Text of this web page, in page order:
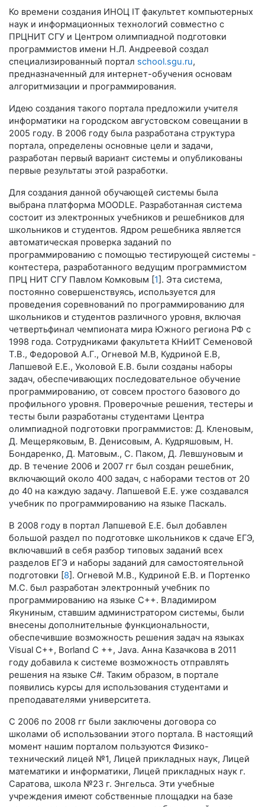
Ко времени создания ИНОЦ IT факультет компьютерных
наук и информационных технологий совместно с
ПРЦНИТ СГУ и Центром олимпиадной подготовки
программистов имени Н.Л. Андреевой создал
специализированный портал school.sgu.ru,
предназначенный для интернет-обучения основам
алгоритмизации и программирования.
Идею создания такого портала предложили учителя
информатики на городском августовском совещании в
2005 году. В 2006 году была разработана структура
портала, определены основные цели и задачи,
разработан первый вариант системы и опубликованы
первые результаты этой разработки.
Для создания данной обучающей системы была
выбрана платформа MOODLE. Разработанная система
состоит из электронных учебников и решебников для
школьников и студентов. Ядром решебника является
автоматическая проверка заданий по
программированию с помощью тестирующей системы -
контестера, разработанного ведущим программистом
ПРЦ НИТ СГУ Павлом Комковым [ 1 ]. Эта система,
постоянно совершенствуясь, используется для
проведения соревнований по программированию для
школьников и студентов различного уровня, включая
четвертьфинал чемпионата мира Южного региона РФ с
1998 года. Сотрудниками факультета КНиИТ Семеновой
Т.В., Федоровой А.Г., Огневой М.В, Кудриной Е.В,
Лапшевой Е.Е., Уколовой Е.В. были созданы наборы
задач, обеспечивающих последовательное обучение
программированию, от совсем простого базового до
профильного уровня. Проверочные решения, тестеры и
тесты были разработаны студентами Центра
олимпиадной подготовки программистов: Д. Кленовым,
Д. Мещеряковым, В. Денисовым, А. Кудряшовым, Н.
Бондаренко, Д. Матовым., С. Паком, Д. Левшуновым и
др. В течение 2006 и 2007 гг был создан решебник,
включающий около 400 задач, с наборами тестов от 20
до 40 на каждую задачу. Лапшевой Е.Е. уже создавался
учебник по программированию на языке Паскаль.
В 2008 году в портал Лапшевой Е.Е. был добавлен
большой раздел по подготовке школьников к сдаче ЕГЭ,
включавший в себя разбор типовых заданий всех
разделов ЕГЭ и наборы заданий для самостоятельной
подготовки [ 8 ]. Огневой М.В., Кудриной Е.В. и Портенко
М.С. был разработан электронный учебник по
программированию на языке С++. Владимиром
Якуниным, ставшим администратором системы, были
внесены дополнительные функциональности,
обеспечившие возможность решения задач на языках
Visual С++, Borland C ++, Java. Анна Казачкова в 2011
году добавила к системе возможность отправлять
решения на языке C#. Таким образом, в портале
появились курсы для использования студентами и
преподавателями университета.
С 2006 по 2008 гг были заключены договора со
школами об использовании этого портала. В настоящий
момент нашим порталом пользуются Физико-
технический лицей №1, Лицей прикладных наук, Лицей
математики и информатики, Лицей прикладных наук г.
Саратова, школа №23 г. Энгельса. Эти учебные
учреждения имеют собственные площадки на базе